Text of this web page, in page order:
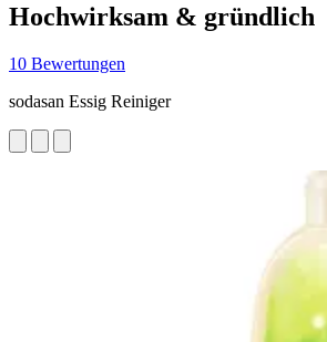
Hochwirksam & gründlich
10 Bewertungen
sodasan Essig Reiniger